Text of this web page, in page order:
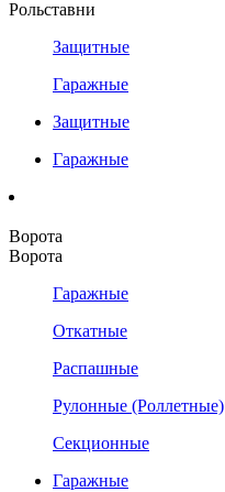
Рольставни
Защитные
Гаражные
Защитные
Гаражные
Ворота
Ворота
Гаражные
Откатные
Распашные
Рулонные (Роллетные)
Секционные
Гаражные